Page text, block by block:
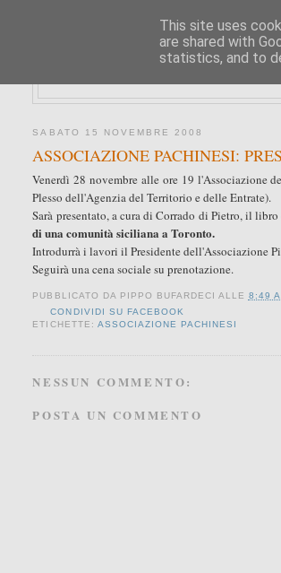
SABATO 15 NOVEMBRE 2008
ASSOCIAZIONE PACHINESI:
Venerdì 28 novembre alle ore 19 l'Associazione
Plesso dell'Agenzia del Territorio e delle Entrate).
Sarà presentato, a cura di Corrado di Pietro, il
di una comunità siciliana a Toronto.
Introdurrà i lavori il Presidente dell'Associazione
Seguirà una cena sociale su prenotazione.
PUBBLICATO DA PIPPO BUFARDECI ALLE 8:49
CONDIVIDI SU FACEBOOK
ETICHETTE: ASSOCIAZIONE PACHINESI
NESSUN COMMENTO:
POSTA UN COMMENTO
This site uses
are shared with
statistics, and to